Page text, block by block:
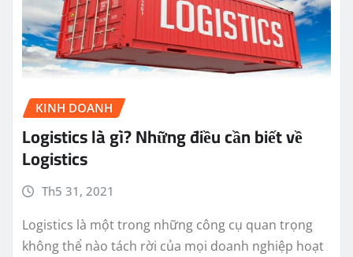
KINH DOANH
Logistics là gì? Những điều cần biết về
Logistics
Th5 31, 2021
Logistics là một trong những công cụ quan trọng
không thể nào tách rời của mọi doanh nghiệp hoạt